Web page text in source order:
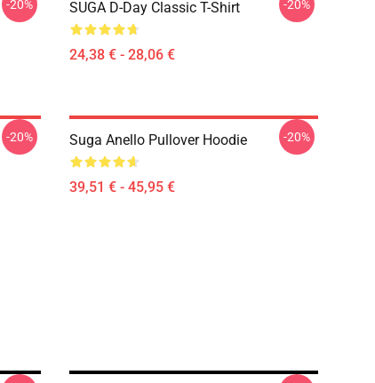
-20% SUGA D-Day Classic T-Shirt
24,38 € - 28,06 €
-20%
-20% Suga Anello Pullover Hoodie
39,51 € - 45,95 €
-20%